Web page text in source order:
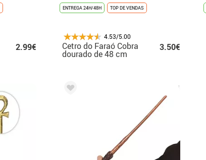
2.99€
ENTREGA 24H/48H TOP DE VENDAS
4.53/5.00
Cetro do Faraó Cobra
dourado de 48 cm
3.50€